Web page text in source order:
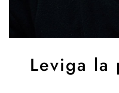
Leviga la